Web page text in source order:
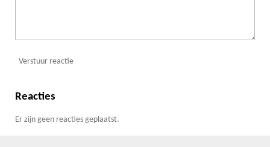
Verstuur reactie
Reacties
Er zijn geen reacties geplaatst.